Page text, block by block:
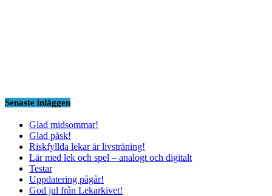
Senaste inläggen
Glad midsommar!
Glad påsk!
Riskfyllda lekar är livsträning!
Lär med lek och spel – analogt och digitalt
Testar
Uppdatering pågår!
God jul från Lekarkivet!